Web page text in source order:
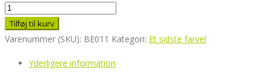
Blomsterkort
Elsket
savnet
Tilføj til kurv
Varenummer (SKU): BE011 Kategori: Et sidste farvel
Yderligere information